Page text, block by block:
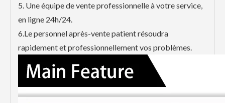
5. Une équipe de vente professionnelle à votre service,
en ligne 24h/24.
6.Le personnel après-vente patient résoudra
rapidement et professionnellement vos problèmes.